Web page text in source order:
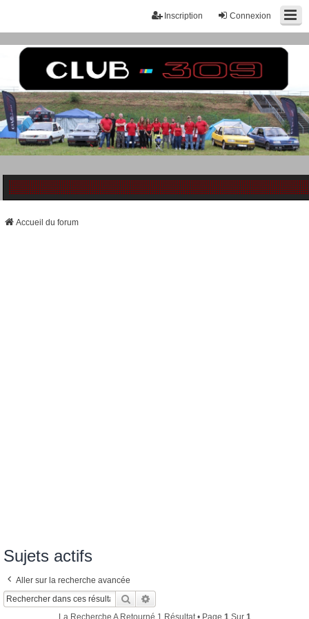
Connexion
Inscription
Accueil du forum
Sujets actifs
Aller sur la recherche avancée
Rechercher
La Recherche A Retourné 1 Résultat • Page 1 Sur 1